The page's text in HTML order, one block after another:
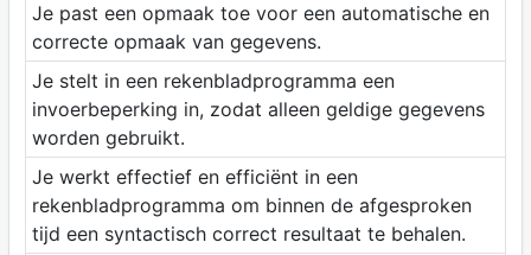
Je past een opmaak toe voor een automatische en
correcte opmaak van gegevens.
Je stelt in een rekenbladprogramma een
invoerbeperking in, zodat alleen geldige gegevens
worden gebruikt.
Je werkt effectief en efficiënt in een
rekenbladprogramma om binnen de afgesproken
tijd een syntactisch correct resultaat te behalen.